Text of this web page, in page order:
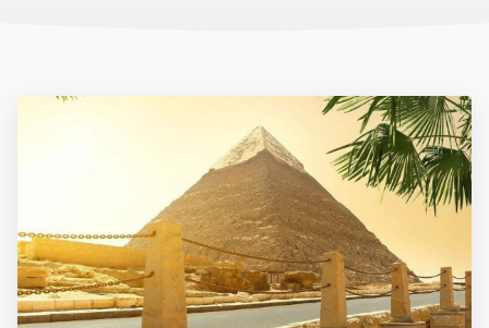
eltérő dátumra esik. Ez alatt sok étterem és üzlet napközben
Mit érdemes magunkkal vinni?
Az utazás során praktikus a könnyű, világos színű, jól szellőző
ruházat. A strandoláshoz napvédő krém (magas faktorszámú),
napszemüveg, kalap, strandpapucs ajánlott. A városnézésekhez
és kirándulásokhoz zárt cipő és hosszú nadrág, illetve vállat